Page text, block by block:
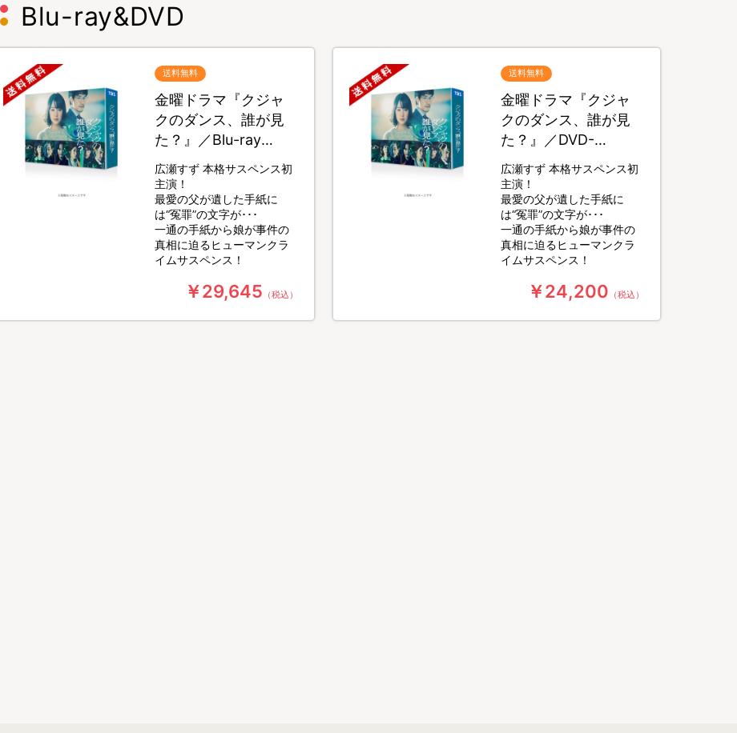
Blu-ray&DVD
送料無料
金曜ドラマ『クジャ
クのダンス、誰が見
た？』／Blu-ray
BOX（送料無料・4枚
組）
広瀬すず 本格サスペンス初
主演！
最愛の父が遺した手紙に
は“冤罪”の文字が･･･
一通の手紙から娘が事件の
真相に迫るヒューマンクラ
イムサスペンス！
￥29,645 （税込）
送料無料
金曜ドラマ『クジャ
クのダンス、誰が見
た？』／DVD-
BOX（送料無料・6枚
組）
広瀬すず 本格サスペンス初
主演！
最愛の父が遺した手紙に
は“冤罪”の文字が･･･
一通の手紙から娘が事件の
真相に迫るヒューマンクラ
イムサスペンス！
￥24,200 （税込）